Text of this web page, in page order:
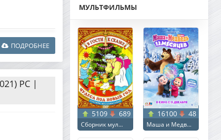
ПОДРОБНЕЕ
PC |
МУЛЬТФИЛЬМЫ
5109 689
Сборник мул...
16100 48
Маша и Медв...